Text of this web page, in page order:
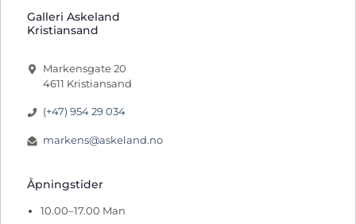
Galleri Askeland
Kristiansand
Markensgate 20
4611 Kristiansand
(+47) 954 29 034
markens@askeland.no
Åpningstider
10.00–17.00 Man